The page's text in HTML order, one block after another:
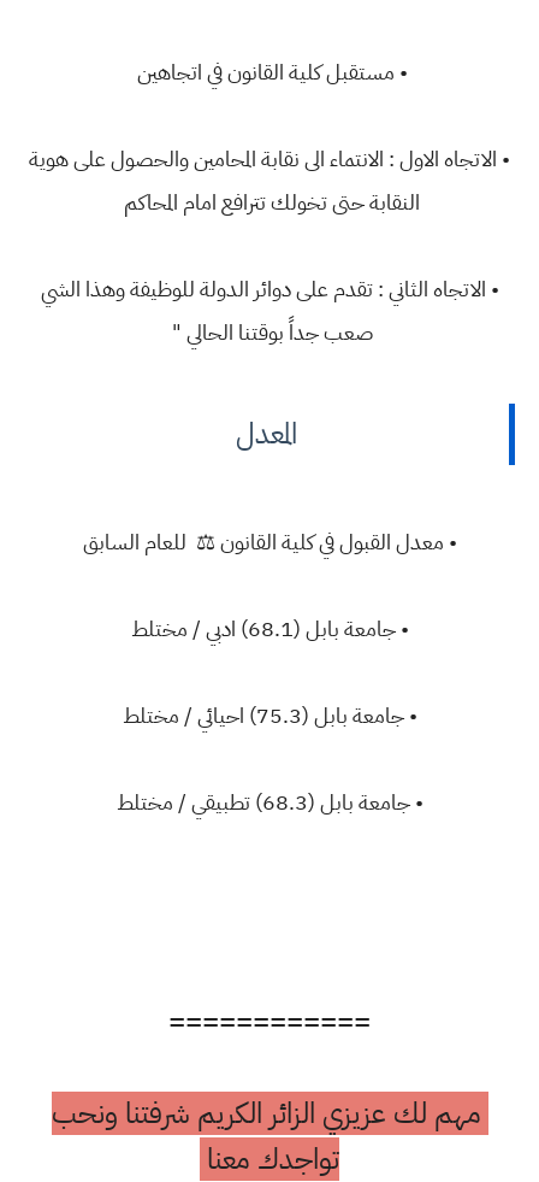
• مستقبل كلية القانون في اتجاهين
• الاتجاه الاول : الانتماء الى نقابة المحامين والحصول على هوية
النقابة حتى تخولك تترافع امام المحاكم
• الاتجاه الثاني : تقدم على دوائر الدولة للوظيفة وهذا الشي
صعب جداً بوقتنا الحالي "
المعدل
• معدل القبول في كلية القانون ⚖ للعام السابق
• جامعة بابل (68.1) ادبي / مختلط
• جامعة بابل (75.3) احيائي / مختلط
• جامعة بابل (68.3) تطبيقي / مختلط
============
مهم لك عزيزي الزائر الكريم شرفتنا ونحب
تواجدك معنا